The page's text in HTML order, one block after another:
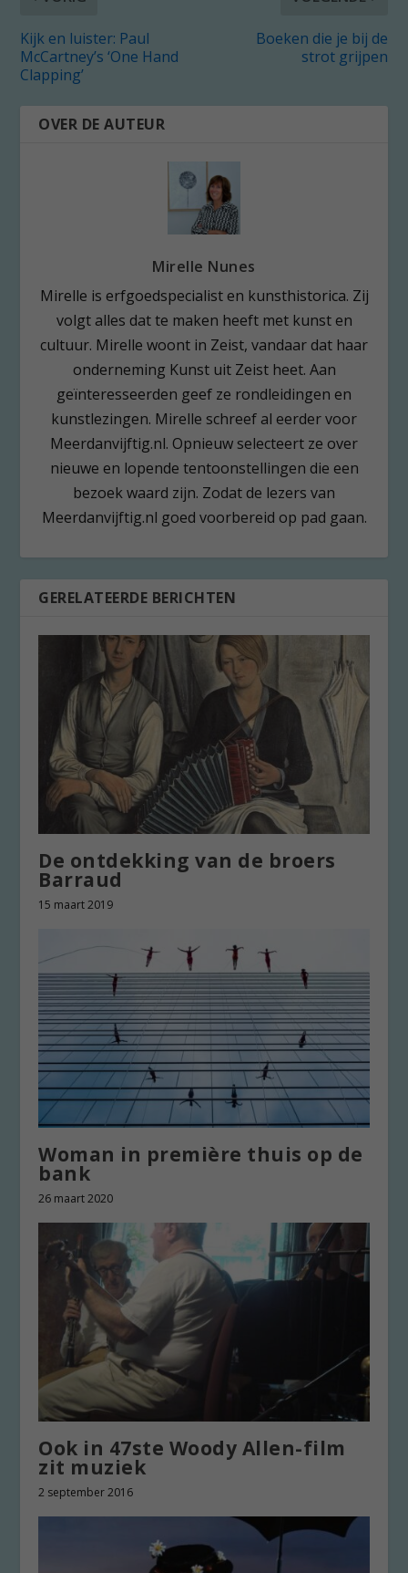
Kijk en luister: Paul
McCartney’s ‘One Hand
Clapping’
Boeken die je bij de
strot grijpen
OVER DE AUTEUR
Mirelle Nunes
Mirelle is erfgoedspecialist en kunsthistorica. Zij
volgt alles dat te maken heeft met kunst en
cultuur. Mirelle woont in Zeist, vandaar dat haar
onderneming Kunst uit Zeist heet. Aan
geïnteresseerden geef ze rondleidingen en
kunstlezingen. Mirelle schreef al eerder voor
Meerdanvijftig.nl. Opnieuw selecteert ze over
nieuwe en lopende tentoonstellingen die een
bezoek waard zijn. Zodat de lezers van
Meerdanvijftig.nl goed voorbereid op pad gaan.
GERELATEERDE BERICHTEN
De ontdekking van de broers
Barraud
15 maart 2019
Woman in première thuis op de
bank
26 maart 2020
Ook in 47ste Woody Allen-film
zit muziek
2 september 2016